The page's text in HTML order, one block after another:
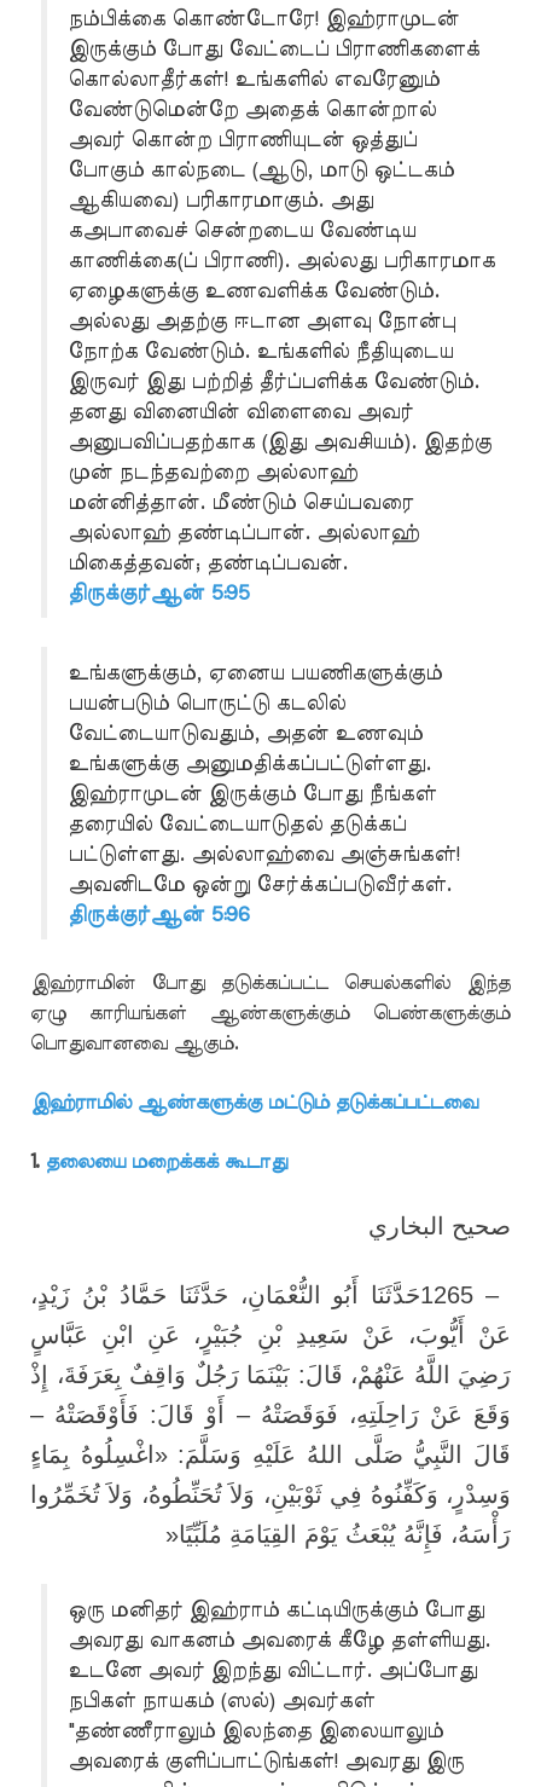
நம்பிக்கை கொண்டோரே! இஹ்ராமுடன்
இருக்கும் போது வேட்டைப் பிராணிகளைக்
கொல்லாதீர்கள்! உங்களில் எவரேனும்
வேண்டுமென்றே அதைக் கொன்றால்
அவர் கொன்ற பிராணியுடன் ஒத்துப்
போகும் கால்நடை (ஆடு, மாடு ஒட்டகம்
ஆகியவை) பரிகாரமாகும். அது
கஅபாவைச் சென்றடைய வேண்டிய
காணிக்கை(ப் பிராணி). அல்லது பரிகாரமாக
ஏழைகளுக்கு உணவளிக்க வேண்டும்.
அல்லது அதற்கு ஈடான அளவு நோன்பு
நோற்க வேண்டும். உங்களில் நீதியுடைய
இருவர் இது பற்றித் தீர்ப்பளிக்க வேண்டும்.
தனது வினையின் விளைவை அவர்
அனுபவிப்பதற்காக (இது அவசியம்). இதற்கு
முன் நடந்தவற்றை அல்லாஹ்
மன்னித்தான். மீண்டும் செய்பவரை
அல்லாஹ் தண்டிப்பான். அல்லாஹ்
மிகைத்தவன்; தண்டிப்பவன்.
திருக்குர்ஆன் 5:95
உங்களுக்கும், ஏனைய பயணிகளுக்கும்
பயன்படும் பொருட்டு கடலில்
வேட்டையாடுவதும், அதன் உணவும்
உங்களுக்கு அனுமதிக்கப்பட்டுள்ளது.
இஹ்ராமுடன் இருக்கும் போது நீங்கள்
தரையில் வேட்டையாடுதல் தடுக்கப்
பட்டுள்ளது. அல்லாஹ்வை அஞ்சுங்கள்!
அவனிடமே ஒன்று சேர்க்கப்படுவீர்கள்.
திருக்குர்ஆன் 5:96
இஹ்ராமின் போது தடுக்கப்பட்ட செயல்களில் இந்த
ஏழு காரியங்கள் ஆண்களுக்கும் பெண்களுக்கும்
பொதுவானவை ஆகும்.
இஹ்ராமில் ஆண்களுக்கு மட்டும் தடுக்கப்பட்டவை
1. தலையை மறைக்கக் கூடாது
صحيح البخاري
1265 –حَدَّثَنَا أَبُو النُّعْمَانِ، حَدَّثَنَا حَمَّادُ بْنُ زَيْدٍ،
عَنْ أَيُّوبَ، عَنْ سَعِيدِ بْنِ جُبَيْرٍ، عَنِ ابْنِ عَبَّاسٍ
رَضِيَ اللَّهُ عَنْهُمْ، قَالَ: بَيْنَمَا رَجُلٌ وَاقِفٌ بِعَرَفَةَ، إِذْ
وَقَعَ عَنْ رَاحِلَتِهِ، فَوَقَصَتْهُ – أَوْ قَالَ: فَأَوْقَصَتْهُ –
قَالَ النَّبِيُّ صَلَّى اللهُ عَلَيْهِ وَسَلَّمَ: «اغْسِلُوهُ بِمَاءٍ
وَسِدْرٍ، وَكَفِّنُوهُ فِي ثَوْبَيْنِ، وَلاَ تُحَنِّطُوهُ، وَلاَ تُخَمِّرُوا
رَأْسَهُ، فَإِنَّهُ يُبْعَثُ يَوْمَ القِيَامَةِ مُلَبِّيًا»
ஒரு மனிதர் இஹ்ராம் கட்டியிருக்கும் போது
அவரது வாகனம் அவரைக் கீழே தள்ளியது.
உடனே அவர் இறந்து விட்டார். அப்போது
நபிகள் நாயகம் (ஸல்) அவர்கள்
"தண்ணீராலும் இலந்தை இலையாலும்
அவரைக் குளிப்பாட்டுங்கள்! அவரது இரு